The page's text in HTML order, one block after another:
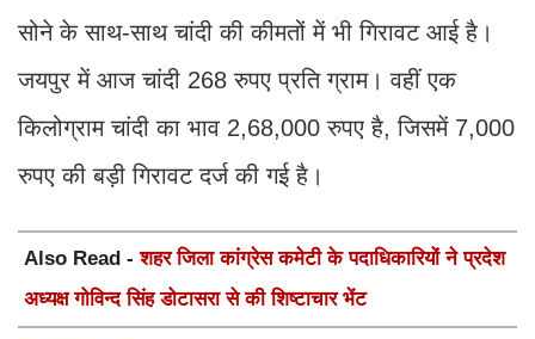
सोने के साथ-साथ चांदी की कीमतों में भी गिरावट आई है।
जयपुर में आज चांदी 268 रुपए प्रति ग्राम। वहीं एक
किलोग्राम चांदी का भाव 2,68,000 रुपए है, जिसमें 7,000
रुपए की बड़ी गिरावट दर्ज की गई है।
Also Read -शहर जिला कांग्रेस कमेटी के पदाधिकारियों ने प्रदेश
अध्यक्ष गोविन्द सिंह डोटासरा से की शिष्टाचार भेंट